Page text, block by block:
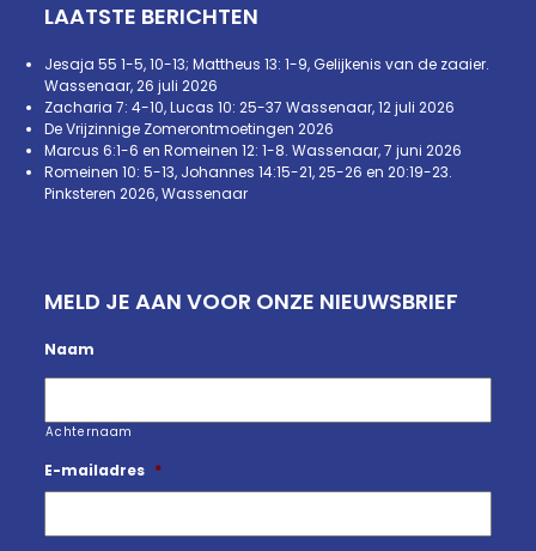
LAATSTE BERICHTEN
Jesaja 55 1-5, 10-13; Mattheus 13: 1-9, Gelijkenis van de zaaier.
Wassenaar, 26 juli 2026
Zacharia 7: 4-10, Lucas 10: 25-37 Wassenaar, 12 juli 2026
De Vrijzinnige Zomerontmoetingen 2026
Marcus 6:1-6 en Romeinen 12: 1-8. Wassenaar, 7 juni 2026
Romeinen 10: 5-13, Johannes 14:15-21, 25-26 en 20:19-23.
Pinksteren 2026, Wassenaar
MELD JE AAN VOOR ONZE NIEUWSBRIEF
Naam
Achternaam
E-mailadres *